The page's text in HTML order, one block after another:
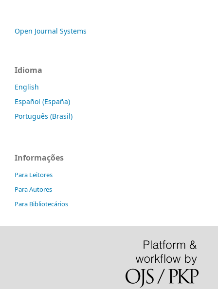
Open Journal Systems
Idioma
English
Español (España)
Português (Brasil)
Informações
Para Leitores
Para Autores
Para Bibliotecários